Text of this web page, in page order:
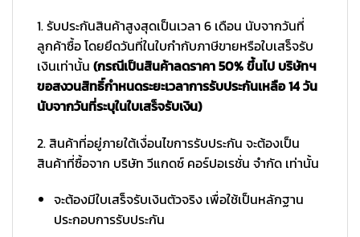
1. รับประกันสินค้าสูงสุดเป็นเวลา 6 เดือน นับจากวันที่
ลูกค้าซื้อ โดยยึดวันที่ในใบกำกับภาษีขายหรือใบเสร็จรับ
เงินเท่านั้น (กรณีเป็นสินค้าลดราคา 50% ขึ้นไป บริษัทฯ
ขอสงวนสิทธิ์กำหนดระยะเวลาการรับประกันเหลือ 14 วัน
นับจากวันที่ระบุในใบเสร็จรับเงิน)
2. สินค้าที่อยู่ภายใต้เงื่อนไขการรับประกัน จะต้องเป็น
สินค้าที่ซื้อจาก บริษัท วีแกดซ์ คอร์ปอเรชั่น จำกัด เท่านั้น
จะต้องมีใบเสร็จรับเงินตัวจริง เพื่อใช้เป็นหลักฐาน
ประกอบการรับประกัน